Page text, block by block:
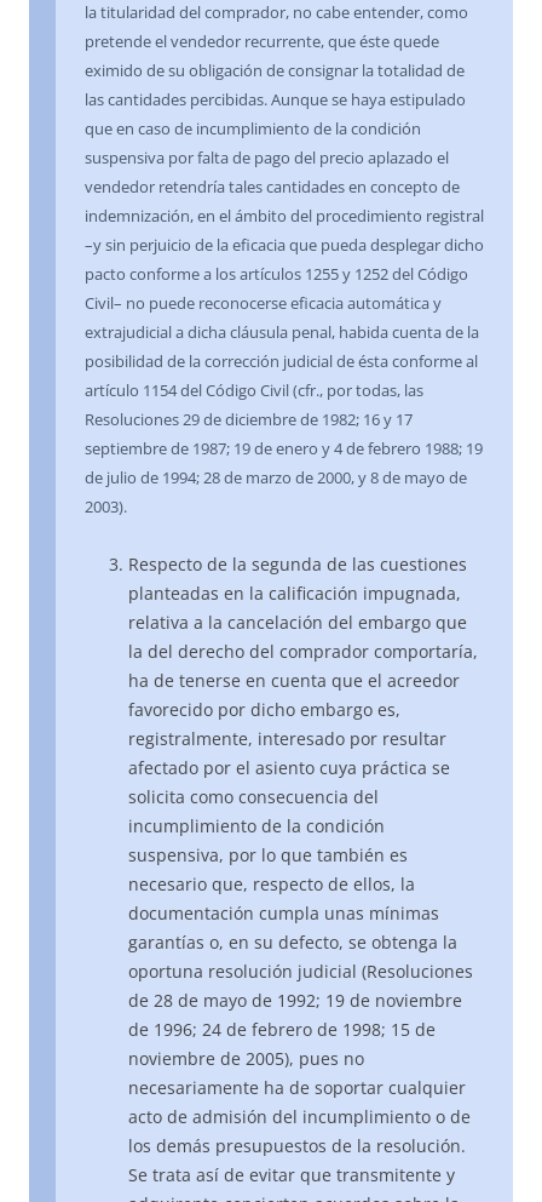
la titularidad del comprador, no cabe entender, como
pretende el vendedor recurrente, que éste quede
eximido de su obligación de consignar la totalidad de
las cantidades percibidas. Aunque se haya estipulado
que en caso de incumplimiento de la condición
suspensiva por falta de pago del precio aplazado el
vendedor retendría tales cantidades en concepto de
indemnización, en el ámbito del procedimiento registral
–y sin perjuicio de la eficacia que pueda desplegar dicho
pacto conforme a los artículos 1255 y 1252 del Código
Civil– no puede reconocerse eficacia automática y
extrajudicial a dicha cláusula penal, habida cuenta de la
posibilidad de la corrección judicial de ésta conforme al
artículo 1154 del Código Civil (cfr., por todas, las
Resoluciones 29 de diciembre de 1982; 16 y 17
septiembre de 1987; 19 de enero y 4 de febrero 1988; 19
de julio de 1994; 28 de marzo de 2000, y 8 de mayo de
2003).
Respecto de la segunda de las cuestiones
planteadas en la calificación impugnada,
relativa a la cancelación del embargo que
la del derecho del comprador comportaría,
ha de tenerse en cuenta que el acreedor
favorecido por dicho embargo es,
registralmente, interesado por resultar
afectado por el asiento cuya práctica se
solicita como consecuencia del
incumplimiento de la condición
suspensiva, por lo que también es
necesario que, respecto de ellos, la
documentación cumpla unas mínimas
garantías o, en su defecto, se obtenga la
oportuna resolución judicial (Resoluciones
de 28 de mayo de 1992; 19 de noviembre
de 1996; 24 de febrero de 1998; 15 de
noviembre de 2005), pues no
necesariamente ha de soportar cualquier
acto de admisión del incumplimiento o de
los demás presupuestos de la resolución.
Se trata así de evitar que transmitente y